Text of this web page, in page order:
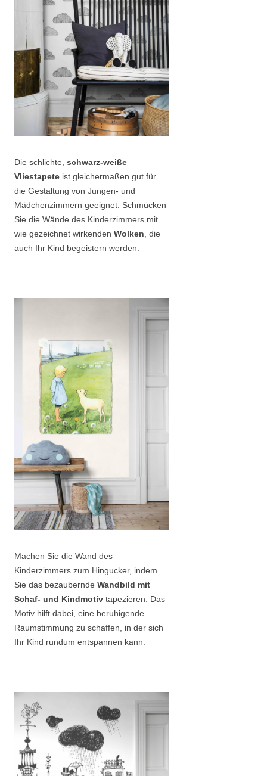
Die schlichte, schwarz-weiße
Vliestapete ist gleichermaßen gut für
die Gestaltung von Jungen- und
Mädchenzimmern geeignet. Schmücken
Sie die Wände des Kinderzimmers mit
wie gezeichnet wirkenden Wolken , die
auch Ihr Kind begeistern werden.
Machen Sie die Wand des
Kinderzimmers zum Hingucker, indem
Sie das bezaubernde Wandbild mit
Schaf- und Kindmotiv tapezieren. Das
Motiv hilft dabei, eine beruhigende
Raumstimmung zu schaffen, in der sich
Ihr Kind rundum entspannen kann.